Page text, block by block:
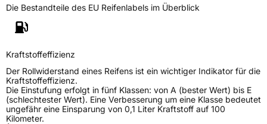
Die Bestandteile des EU Reifenlabels im Überblick
Kraftstoffeffizienz
Der Rollwiderstand eines Reifens ist ein wichtiger Indikator für die
Kraftstoffeffizienz.
Die Einstufung erfolgt in fünf Klassen: von A (bester Wert) bis E
(schlechtester Wert). Eine Verbesserung um eine Klasse bedeutet
ungefähr eine Einsparung von 0,1 Liter Kraftstoff auf 100
Kilometer.